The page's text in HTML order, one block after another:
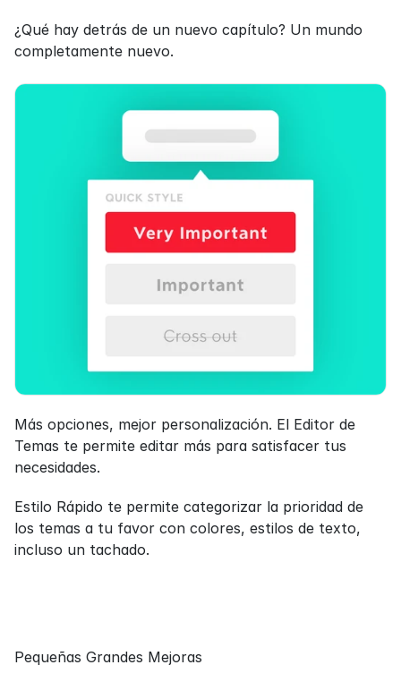
¿Qué hay detrás de un nuevo capítulo? Un mundo
completamente nuevo.
Más opciones, mejor personalización. El Editor de
Temas te permite editar más para satisfacer tus
necesidades.
Estilo Rápido te permite categorizar la prioridad de
los temas a tu favor con colores, estilos de texto,
incluso un tachado.
Pequeñas Grandes Mejoras